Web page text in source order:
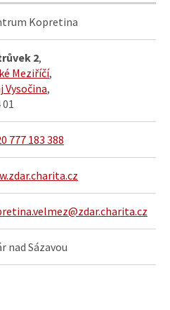
Kopretina
2,
Meziříčí,
Vysočina,
01
777 183 388
nad Sázavou